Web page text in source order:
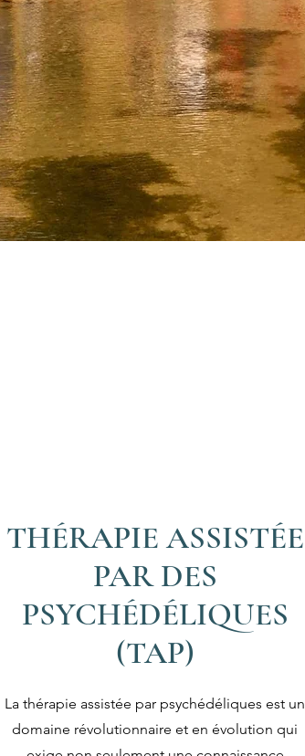
THÉRAPIE ASSISTÉE
PAR DES
PSYCHÉDÉLIQUES
(TAP)
La thérapie assistée par psychédéliques est un
domaine révolutionnaire et en évolution qui